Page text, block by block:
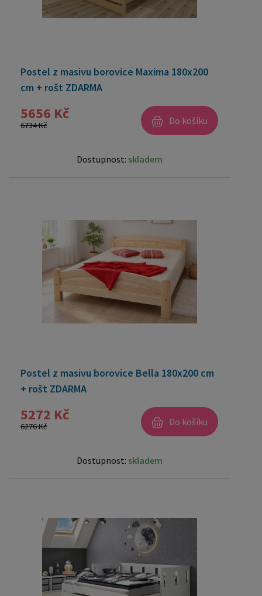
Postel z masivu borovice Maxima 180x200
cm + rošt ZDARMA
5656 Kč
6734 Kč Do košíku
Dostupnost: skladem
Postel z masivu borovice Bella 180x200 cm
+ rošt ZDARMA
5272 Kč
6276 Kč Do košíku
Dostupnost: skladem